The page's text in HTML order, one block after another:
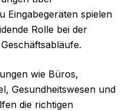
Eingabegeräten spielen
Rolle bei der
wie Büros,
Gesundheitswesen und
die richtigen